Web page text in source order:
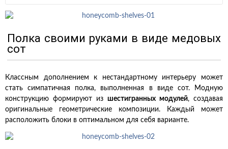
Полка своими руками в виде медовых
сот
Классным дополнением к нестандартному интерьеру может
стать симпатичная полка, выполненная в виде сот. Модную
конструкцию формируют из шестигранных модулей, создавая
оригинальные геометрические композиции. Каждый может
расположить блоки в оптимальном для себя варианте.